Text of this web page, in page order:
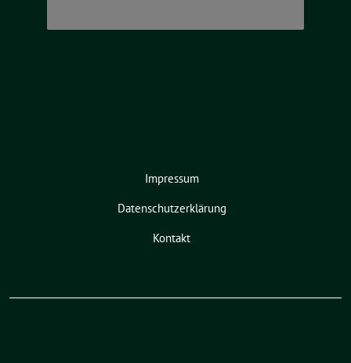
Impressum
Datenschutzerklärung
Kontakt